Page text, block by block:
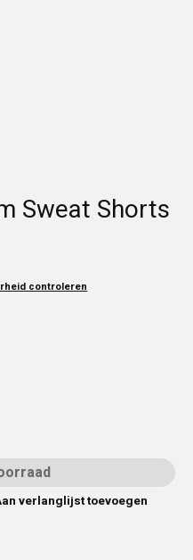
Sweat Shorts
controleren
verlanglijst toevoegen